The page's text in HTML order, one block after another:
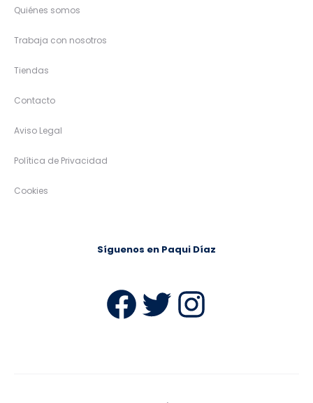
Quiénes somos
Trabaja con nosotros
Tiendas
Contacto
Aviso Legal
Política de Privacidad
Cookies
Síguenos en Paqui Díaz
Facebook
Twitter